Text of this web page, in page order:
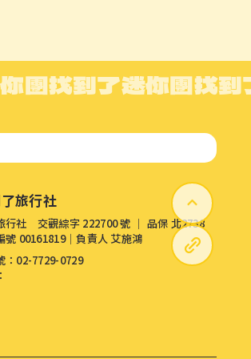
團找到了迷你團找到
旅行社
行社 交觀綜字 222700 號 │ 品保 北2738
號 00161819│負責人 艾施鴻
：02-7729-0729